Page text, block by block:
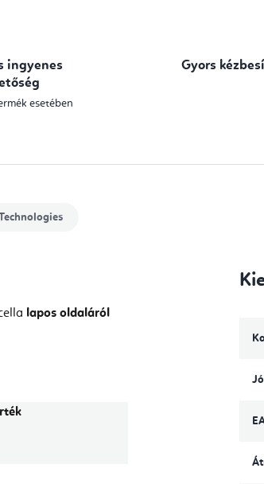
ingyenes
esetében
Gyors
lapos oldaláról